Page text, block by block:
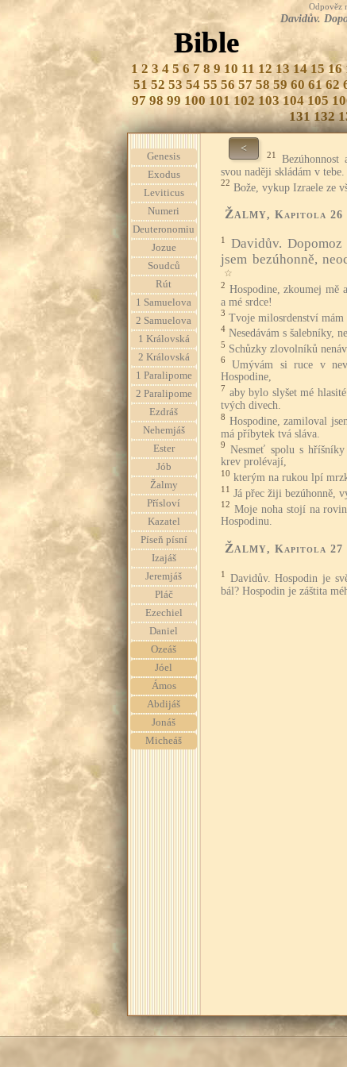
Odpověz
Davidův.
Bible
1 2 3 4 5 6 7 8 9 10 11 12 13 14 15 16
51 52 53 54 55 56 57 58 59 60 61 62
97 98 99 100 101 102 103 104 105
131 132
Genesis
Exodus
Leviticus
Numeri
Deuteronomiu
Jozue
Soudců
Rút
1 Samuelova
2 Samuelova
1 Královská
2 Královská
1 Paralipome
2 Paralipome
Ezdráš
Nehemjáš
Ester
Jób
Žalmy
Přísloví
Kazatel
Píseň písní
Izajáš
Jeremjáš
Pláč
Ezechiel
Daniel
Ozeáš
Jóel
Ámos
Abdijáš
Jonáš
Micheáš
<
21
Bezúhonnost
svou naději skládám v tebe.
22 Bože, vykup Izraele ze
Žalmy, Kapitola 26
1
Davidův.
jsem bezúhonně,
☆
2 Hospodine, zkoumej mě
a mé srdce!
3 Tvoje milosrdenství mám
4 Nesedávám s šalebníky,
5 Schůzky zlovolníků
6
Umývám si ruce v
Hospodine,
7 aby bylo slyšet mé
tvých divech.
8 Hospodine, zamiloval
má příbytek tvá sláva.
9
Nesmeť spolu s
krev prolévají,
10 kterým na rukou lpí
11 Já přec žiji bezúhonně,
12 Moje noha stojí na
Hospodinu.
Žalmy, Kapitola 27
1
Davidův. Hospodin je
bál? Hospodin je záštita